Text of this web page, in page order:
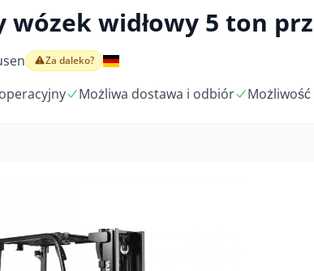
wózek widłowy 5 ton
Za daleko?
Możliwa dostawa i odbiór